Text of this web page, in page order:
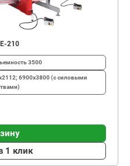
210
3500
6900х3800 (с силовыми
1 клик